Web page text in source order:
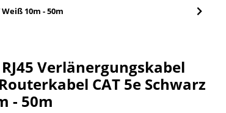
10m - 50m
RJ45 Verlänergungskabel
CAT 5e Schwarz
- 50m